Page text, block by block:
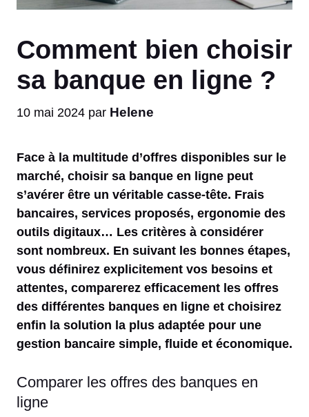
Comment bien choisir
sa banque en ligne ?
10 mai 2024 par Helene
Face à la multitude d’offres disponibles sur le
marché, choisir sa banque en ligne peut
s’avérer être un véritable casse-tête. Frais
bancaires, services proposés, ergonomie des
outils digitaux… Les critères à considérer
sont nombreux. En suivant les bonnes étapes,
vous définirez explicitement vos besoins et
attentes, comparerez efficacement les offres
des différentes banques en ligne et choisirez
enfin la solution la plus adaptée pour une
gestion bancaire simple, fluide et économique.
Comparer les offres des banques en
ligne